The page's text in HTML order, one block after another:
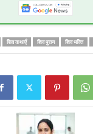
शिव कथाएँ शिव पुराण शिव भक्ति